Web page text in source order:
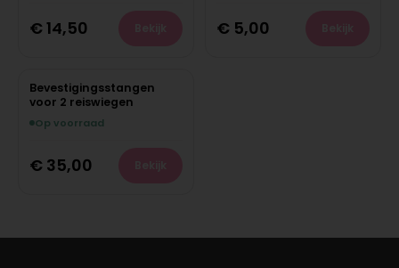
€ 14,50 € 5,00
Bevestigingsstangen
voor 2 reiswiegen
Op voorraad
€ 35,00